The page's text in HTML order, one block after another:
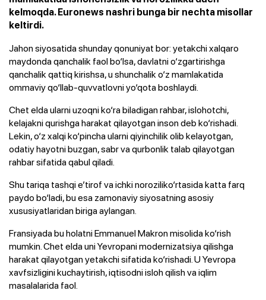
kelmoqda. Euronews nashri bunga bir nechta misollar
keltirdi.
Jahon siyosatida shunday qonuniyat bor: yetakchi xalqaro
maydonda qanchalik faol bo‘lsa, davlatni o‘zgartirishga
qanchalik qattiq kirishsa, u shunchalik o‘z mamlakatida
ommaviy qo‘llab-quvvatlovni yo‘qota boshlaydi.
Chet elda ularni uzoqni ko‘ra biladigan rahbar, islohotchi,
kelajakni qurishga harakat qilayotgan inson deb ko‘rishadi.
Lekin, o‘z xalqi ko‘pincha ularni qiyinchilik olib kelayotgan,
odatiy hayotni buzgan, sabr va qurbonlik talab qilayotgan
rahbar sifatida qabul qiladi.
Shu tariqa tashqi e’tirof va ichki noroziliko‘rtasida katta farq
paydo bo‘ladi, bu esa zamonaviy siyosatning asosiy
xususiyatlaridan biriga aylangan.
Fransiyada bu holatni Emmanuel Makron misolida ko‘rish
mumkin. Chet elda uni Yevropani modernizatsiya qilishga
harakat qilayotgan yetakchi sifatida ko‘rishadi. U Yevropa
xavfsizligini kuchaytirish, iqtisodni isloh qilish va iqlim
masalalarida faol.